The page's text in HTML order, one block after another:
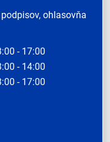
ohlasovňa
- 17:00
- 14:00
- 17:00